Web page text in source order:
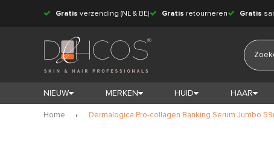
Gratis verzending (NL & BE) Gratis retourneren Gratis
NIEUW MERKEN HUID HAAR
Home Dermalogica Pro-collagen Banking Serum Jumbo